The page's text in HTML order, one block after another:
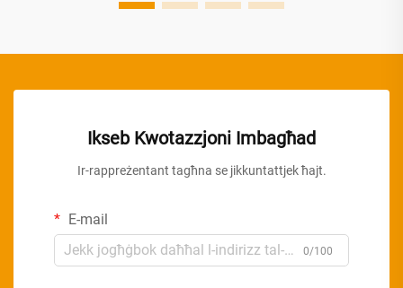
Ikseb Kwotazzjoni Imbagħad
Ir-rappreżentant tagħna se jikkuntattjek ħajt.
E-mail
0/100